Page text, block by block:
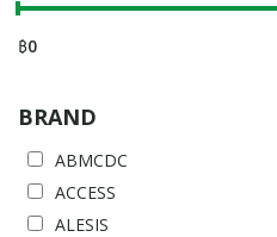
฿0
BRAND
ABMCDC
ACCESS
ALESIS